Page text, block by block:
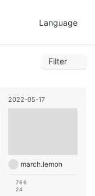
Language
2
7 8
9
16
28 29
7
19 20
21
Filter
2022-05-17
march.lemon
766
24